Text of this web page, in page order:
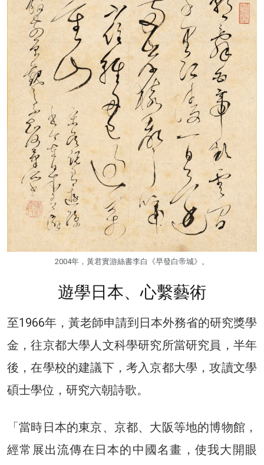
2004年，黃君實游絲書李白《早發白帝城》。
遊學日本、心繫藝術
至1966年，黃老師申請到日本外務省的研究獎學
金，往京都大學人文科學研究所當研究員，半年
後，在學校的建議下，考入京都大學，攻讀文學
碩士學位，研究六朝詩歌。
「當時日本的東京、京都、大阪等地的博物館，
經常展出流傳在日本的中國名畫，使我大開眼